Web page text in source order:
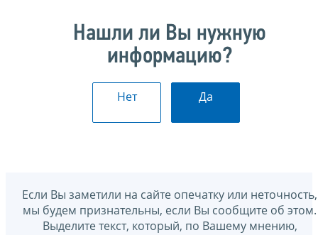
Нашли ли Вы нужную
информацию?
Нет Да
Если Вы заметили на сайте опечатку или неточность,
мы будем признательны, если Вы сообщите об этом.
Выделите текст, который, по Вашему мнению,